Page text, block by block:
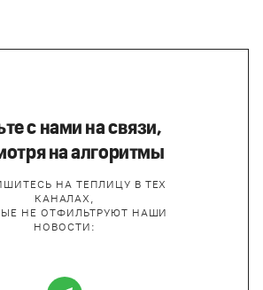
с нами на связи,
на алгоритмы
НА ТЕПЛИЦУ В ТЕХ
КАНАЛАХ,
НЕ ОТФИЛЬТРУЮТ НАШИ
НОВОСТИ: